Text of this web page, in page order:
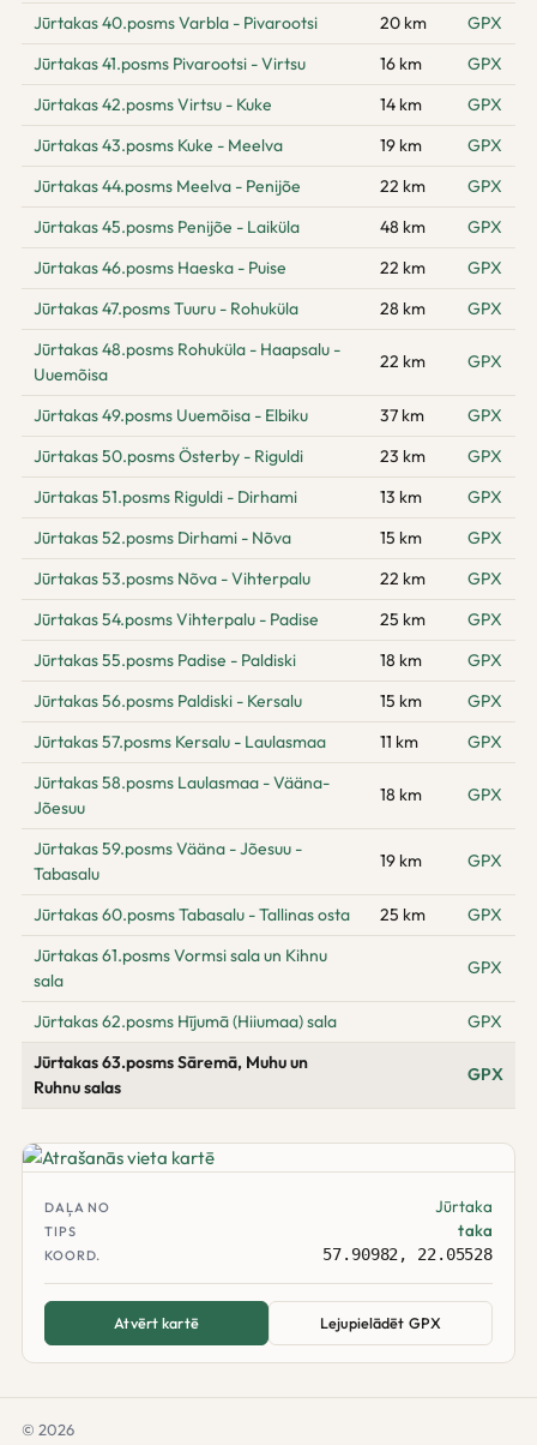
Jūrtakas 40.posms Varbla - Pivarootsi
20 km
GPX
Jūrtakas 41.posms Pivarootsi - Virtsu
16 km
GPX
Jūrtakas 42.posms Virtsu - Kuke
14 km
GPX
Jūrtakas 43.posms Kuke - Meelva
19 km
GPX
Jūrtakas 44.posms Meelva - Penijõe
22 km
GPX
Jūrtakas 45.posms Penijõe - Laiküla
48 km
GPX
Jūrtakas 46.posms Haeska - Puise
22 km
GPX
Jūrtakas 47.posms Tuuru - Rohuküla
28 km
GPX
Jūrtakas 48.posms Rohuküla - Haapsalu -
Uuemõisa
22 km GPX
Jūrtakas 49.posms Uuemõisa - Elbiku 37 km
GPX
Jūrtakas 50.posms Österby - Riguldi
23 km
GPX
Jūrtakas 51.posms Riguldi - Dirhami
13 km
GPX
Jūrtakas 52.posms Dirhami - Nõva
15 km
GPX
Jūrtakas 53.posms Nõva - Vihterpalu
22 km
GPX
Jūrtakas 54.posms Vihterpalu - Padise
25 km
GPX
Jūrtakas 55.posms Padise - Paldiski
18 km
GPX
Jūrtakas 56.posms Paldiski - Kersalu
15 km
GPX
Jūrtakas 57.posms Kersalu - Laulasmaa
11 km
GPX
Jūrtakas 58.posms Laulasmaa - Vääna-
Jõesuu
18 km GPX
Jūrtakas 59.posms Vääna - Jõesuu -
Tabasalu
19 km GPX
Jūrtakas 60.posms Tabasalu - Tallinas osta 25 km
GPX
Jūrtakas 61.posms Vormsi sala un Kihnu
sala
GPX
Jūrtakas 62.posms Hījumā (Hiiumaa) sala
GPX
Jūrtakas 63.posms Sāremā, Muhu un
Ruhnu salas
GPX
DAĻA NO Jūrtaka
TIPS taka
KOORD. 57.90982, 22.05528
Atvērt kartē Lejupielādēt GPX
© 2026